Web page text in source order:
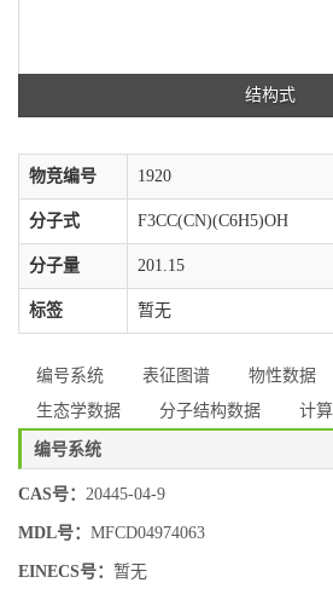
结构式
物竞编号 1920
分子式 F3CC(CN)(C6H5)OH
分子量 201.15
标签 暂无
编号系统 表征图谱 物性数据
生态学数据
分子结构数据 计
编号系统
CAS号： 20445-04-9
MDL号： MFCD04974063
EINECS号： 暂无